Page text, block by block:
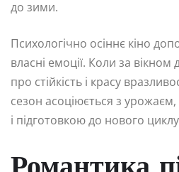
до зими.
Психологічно осіннє кіно
власні емоції. Коли за вікном
про стійкість і красу
сезон асоціюється з урожаєм,
і підготовкою до нового